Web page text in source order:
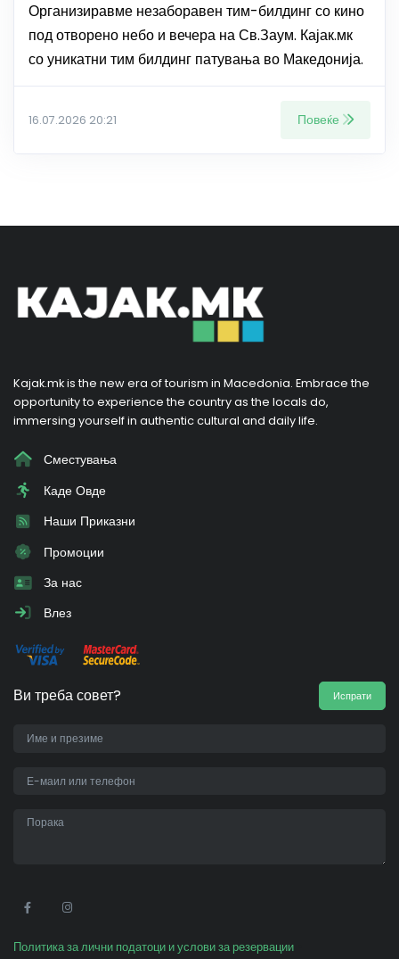
Организиравме незаборавен тим-билдинг со кино
под отворено небо и вечера на Св.Заум. Кајак.мк
со уникатни тим билдинг патувања во Македонија.
16.07.2026 20:21 Повеќе
Kajak.mk is the new era of tourism in Macedonia. Embrace the
opportunity to experience the country as the locals do,
immersing yourself in authentic cultural and daily life.
Сместувања
Каде Овде
Наши Приказни
Промоции
За нас
Влез
Ви треба совет? Испрати
Политика за лични податоци и услови за резервации